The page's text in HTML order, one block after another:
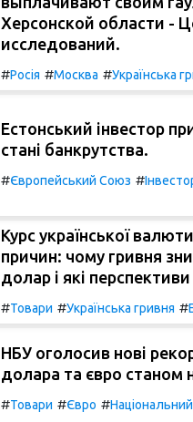
Херсонской области -
исследований.
#Росія #Москва #Українська
Естонський інвестор
стані банкрутства.
#Європейський Союз #
Курс української
причин: чому гривня
долар і які
#Товари #Українська гривня #
НБУ оголосив нові
долара та євро станом
#Товари #Євро #